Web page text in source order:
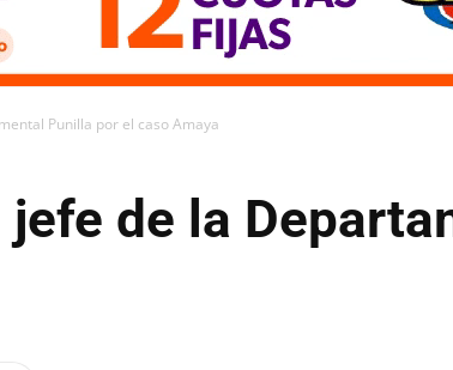
Punilla por el caso Amaya
de la